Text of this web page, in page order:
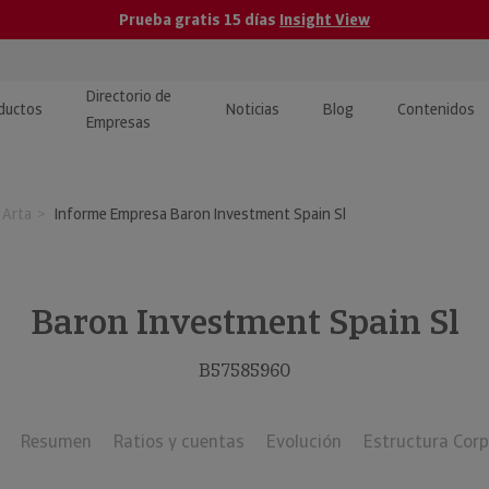
Prueba gratis 15 días Insight View
y ERP
Directorio de
Empresas
Noticias Blog Contenidos
y tutoriales
Investigada
Arta Informe Empresa Baron Investment Spain Sl
Baron Investment Spain Sl
B57585960
Resumen Ratios y cuentas Evolución Estructura